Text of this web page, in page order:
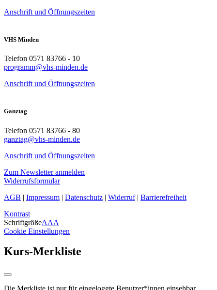
Anschrift und Öffnungszeiten
VHS Minden
Telefon 0571 83766 - 10
programm@vhs-minden.de
Anschrift und Öffnungszeiten
Ganztag
Telefon 0571 83766 - 80
ganztag@vhs-minden.de
Anschrift und Öffnungszeiten
Zum Newsletter anmelden
Widerrufsformular
AGB | Impressum | Datenschutz | Widerruf| Barrierefreiheit
Kontrast
SchriftgrößeAAA
Cookie Einstellungen
Kurs-Merkliste